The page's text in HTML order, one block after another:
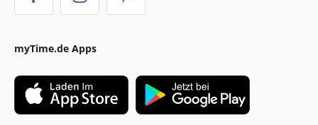
myTime.de Apps